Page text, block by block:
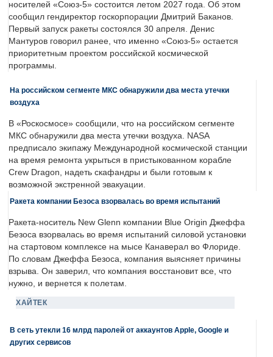
носителей «Союз-5» состоится летом 2027 года. Об этом
сообщил гендиректор госкорпорации Дмитрий Баканов.
Первый запуск ракеты состоялся 30 апреля. Денис
Мантуров говорил ранее, что именно «Союз-5» остается
приоритетным проектом российской космической
программы.
На российском сегменте МКС обнаружили два места утечки
воздуха
В «Роскосмосе» сообщили, что на российском сегменте
МКС обнаружили два места утечки воздуха. NASA
предписало экипажу Международной космической станции
на время ремонта укрыться в пристыкованном корабле
Crew Dragon, надеть скафандры и были готовым к
возможной экстренной эвакуации.
Ракета компании Безоса взорвалась во время испытаний
Ракета-носитель New Glenn компании Blue Origin Джеффа
Безоса взорвалась во время испытаний силовой установки
на стартовом комплексе на мысе Канаверал во Флориде.
По словам Джеффа Безоса, компания выясняет причины
взрыва. Он заверил, что компания восстановит все, что
нужно, и вернется к полетам.
ХАЙТЕК
В сеть утекли 16 млрд паролей от аккаунтов Apple, Google и
других сервисов